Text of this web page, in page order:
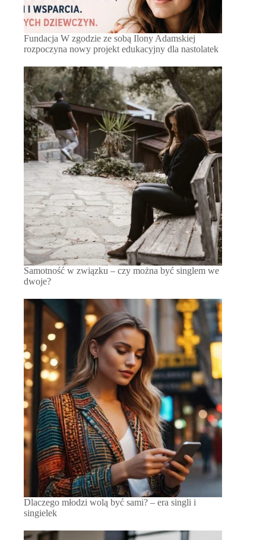
Fundacja W zgodzie ze sobą Ilony Adamskiej
rozpoczyna nowy projekt edukacyjny dla nastolatek
Samotność w związku – czy można być singlem we
dwoje?
Dlaczego młodzi wolą być sami? – era singli i
singielek